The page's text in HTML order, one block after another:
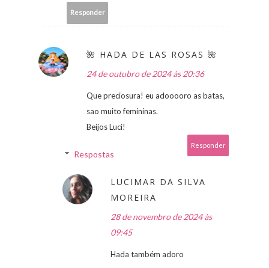
Responder
🌺 HADA DE LAS ROSAS 🌺
24 de outubro de 2024 às 20:36
Que preciosura! eu adooooro as batas,
sao muito femininas.
Beijos Luci!
Responder
Respostas
LUCIMAR DA SILVA
MOREIRA
28 de novembro de 2024 às
09:45
Hada também adoro